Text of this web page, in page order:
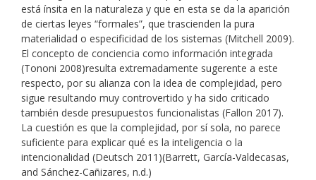
está ínsita en la naturaleza y que en esta se da la aparición
de ciertas leyes “formales”, que trascienden la pura
materialidad o especificidad de los sistemas (Mitchell 2009).
El concepto de conciencia como información integrada
(Tononi 2008)resulta extremadamente sugerente a este
respecto, por su alianza con la idea de complejidad, pero
sigue resultando muy controvertido y ha sido criticado
también desde presupuestos funcionalistas (Fallon 2017).
La cuestión es que la complejidad, por sí sola, no parece
suficiente para explicar qué es la inteligencia o la
intencionalidad (Deutsch 2011)(Barrett, García-Valdecasas,
and Sánchez-Cañizares, n.d.)